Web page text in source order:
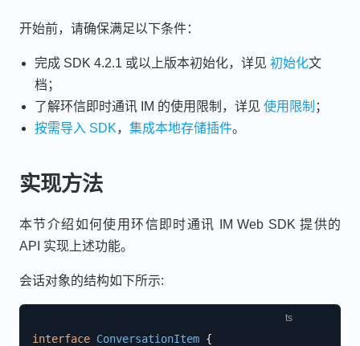
开始前，请确保满足以下条件：
完成 SDK 4.2.1 或以上版本初始化，详见初始化文
档；
了解环信即时通讯 IM 的使用限制，详见使用限制 ；
按需导入 SDK，集成本地存储插件。
实现方法
本节介绍如何使用环信即时通讯 IM Web SDK 提供的
API 实现上述功能。
会话对象的结构如下所示:
interface ConversationItem {